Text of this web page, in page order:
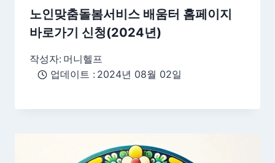
노인맞춤돌봄서비스 배움터 홈페이지
바로가기 신청(2024년)
작성자: 머니헬프
업데이트 : 2024년 08월 02일